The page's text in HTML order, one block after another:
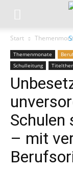
Start
Themenmonate
Schulleitung
Schulen
– mit